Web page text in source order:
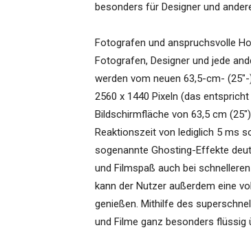
besonders für Designer und
Fotografen und anspruchsvolle
Fotografen, Designer und jede
werden vom neuen 63,5-cm-
2560 x 1440 Pixeln (das
Bildschirmfläche von 63,5 cm
Reaktionszeit von lediglich 5 ms
sogenannte Ghosting-Effekte
und Filmspaß auch bei
kann der Nutzer außerdem eine
genießen. Mithilfe des
und Filme ganz besonders flüssig